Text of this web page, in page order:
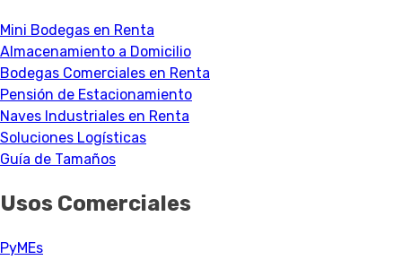
Mini Bodegas en Renta
Almacenamiento a Domicilio
Bodegas Comerciales en Renta
Pensión de Estacionamiento
Naves Industriales en Renta
Soluciones Logísticas
Guía de Tamaños
Usos Comerciales
PyMEs